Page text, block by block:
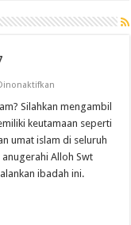
Akhir
ramadhan
2017
Silahkan mengambil
keutamaan seperti
umat islam di seluruh
Alloh Swt
ibadah ini.